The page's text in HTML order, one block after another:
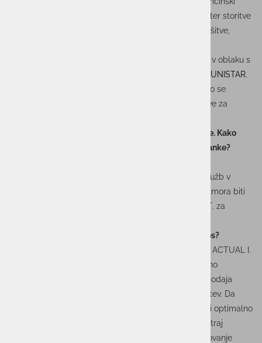
je osredotočen na svetovalne storitve ter storitve
informacijske in kibernetske varnosti. SAP in lastne rešitve,
, medtem ko IT-infrastrukturo in storitve v oblaku s
UNISTAR.
O tem, kako vidijo operativni del vodenja skupine, smo se
pogovarjali z Igorjem Hostnikom, direktorjem operative za
Pred kratkim ste prevzeli operativno vodenje skupine. Kako
sestava vaše skupine omogoča boljše storitve za stranke?
kompleksnost rešitve, ki lahko združuje znanja več družb v
skupini ACTUAL I. T. Tako ostajamo zvesti načelu, da mora biti
sodelovanje s katerokoli družbo v skupini ACTUAL I. T. za
Katere spremembe ste uvedli v vodenju skupine letos?
Z delitvijo na strateško in operativno vodenje skupine ACTUAL I.
T. smo se letos okrepili in s tem zavezali za kakovostno
upravljanje več segmentov, ki jih prinaša bodisi zakonodaja
bodisi naša vizija ponujanja optimalnih rešitev in storitev. Da
lahko ponujamo optimalne rešitve, moramo tudi sami optimalno
poslovati ob ohranjanju specializacij, ki jih imamo znotraj
skupine. Izvršni direktor Mitja Buda vodi celotno poslovanje